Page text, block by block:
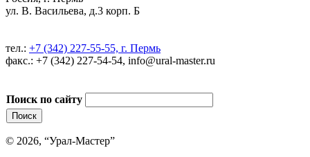
ул. В. Васильева, д.3 корп. Б
тел.: +7 (342) 227-55-55, г. Пермь
факс.: +7 (342) 227-54-54, info@ural-master.ru
Поиск по сайту
© 2026, “Урал-Мастер”